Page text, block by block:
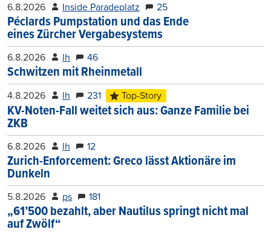
6.8.2026 Inside Paradeplatz 25
Péclards Pumpstation und das Ende
eines Zürcher Vergabesystems
6.8.2026 lh 46
Schwitzen mit Rheinmetall
4.8.2026 lh 231 Top-Story
KV-Noten-Fall weitet sich aus: Ganze Familie bei
ZKB
6.8.2026 lh 12
Zurich-Enforcement: Greco lässt Aktionäre im
Dunkeln
5.8.2026 ps 181
„61’500 bezahlt, aber Nautilus springt nicht mal
auf Zwölf“